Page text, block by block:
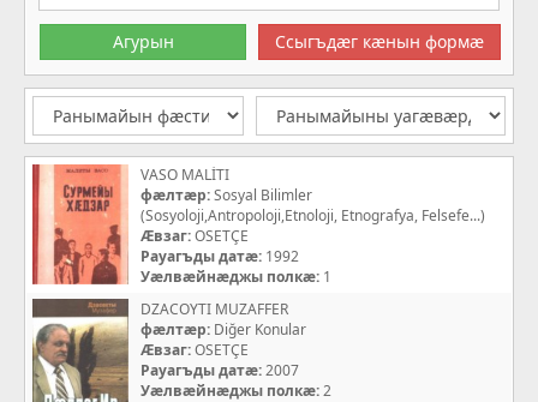
VASO MALİTI
фæлтæр:Sosyal Bilimler
(Sosyoloji,Antropoloji,Etnoloji, Etnografya, Felsefe...)
Æвзаг:OSETÇE
Рауагъды датæ: 1992
Уæлвæйнæджы полкæ: 1
DZACOYTI MUZAFFER
фæлтæр: Diğer Konular
Æвзаг:OSETÇE
Рауагъды датæ:2007
Уæлвæйнæджы полкæ:2